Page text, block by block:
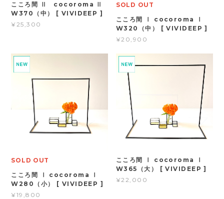
こころ間 Ⅱ cocoroma Ⅱ
W370（中） [ VIVIDEEP ]
¥25,300
SOLD OUT
こころ間 Ⅰ cocoroma Ⅰ
W320（中） [ VIVIDEEP ]
¥20,900
SOLD OUT
こころ間 Ⅰ cocoroma Ⅰ
W280（小） [ VIVIDEEP ]
¥19,800
こころ間 Ⅰ cocoroma Ⅰ
W365（大） [ VIVIDEEP ]
¥22,000